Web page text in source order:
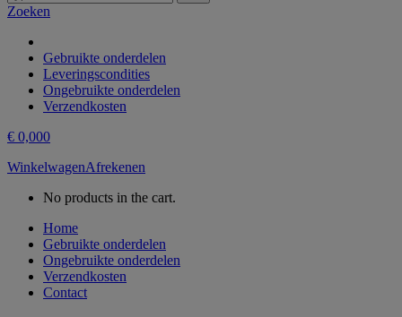
Zoeken
Gebruikte onderdelen
Leveringscondities
Ongebruikte onderdelen
Verzendkosten
€ 0,000
WinkelwagenAfrekenen
No products in the cart.
Home
Gebruikte onderdelen
Ongebruikte onderdelen
Verzendkosten
Contact